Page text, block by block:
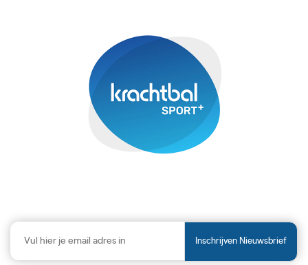
Inschrijven Nieuwsbrief